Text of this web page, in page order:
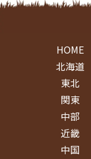
HOME
北海道
東北
関東
中部
近畿
中国